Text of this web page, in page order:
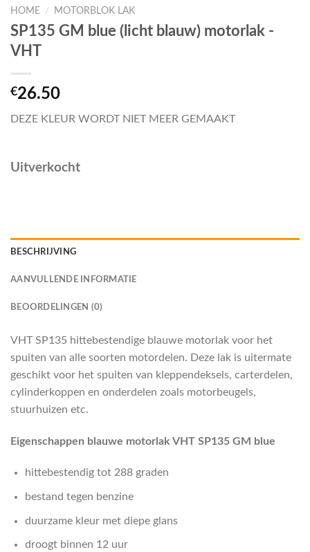
HOME / MOTORBLOK LAK
SP135 GM blue (licht blauw) motorlak -
VHT
€26.50
DEZE KLEUR WORDT NIET MEER GEMAAKT
Uitverkocht
BESCHRIJVING
AANVULLENDE INFORMATIE
BEOORDELINGEN (0)
VHT SP135 hittebestendige blauwe motorlak voor het
spuiten van alle soorten motordelen. Deze lak is uitermate
geschikt voor het spuiten van kleppendeksels, carterdelen,
cylinderkoppen en onderdelen zoals motorbeugels,
stuurhuizen etc.
Eigenschappen blauwe motorlak VHT SP135 GM blue
hittebestendig tot 288 graden
bestand tegen benzine
duurzame kleur met diepe glans
droogt binnen 12 uur